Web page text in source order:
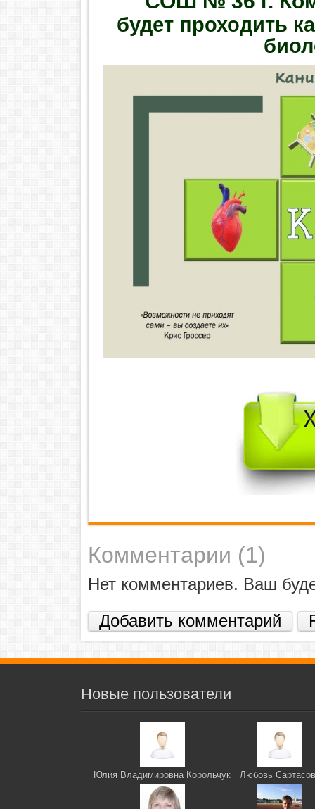
будет проходить
Комментарии (1)
Нет комментариев. Ваш
Добавить комментарий
Новые пользователи
Юлия Владимировна Корольчук Любовь